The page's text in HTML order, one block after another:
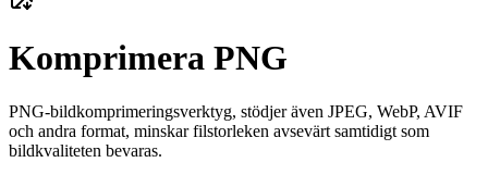
Sök verktyg
Snabbsök efter verktyg
Komprimera PNG
PNG-bildkomprimeringsverktyg, stödjer även JPEG, WebP, AVIF
och andra format, minskar filstorleken avsevärt samtidigt som
bildkvaliteten bevaras.